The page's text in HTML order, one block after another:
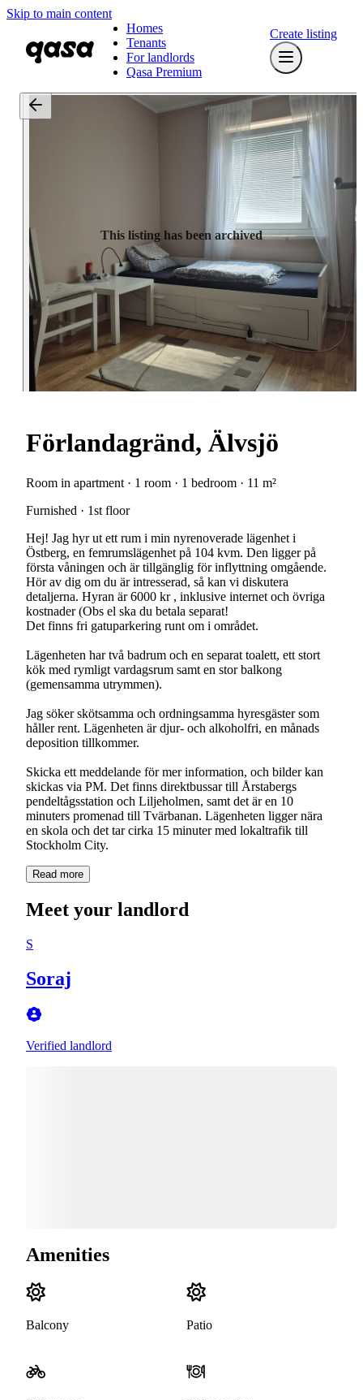
Skip to main content
Homes
Tenants
For landlords
Qasa Premium
Create listing
This listing has been archived
Förlandagränd, Älvsjö
Room in apartment · 1 room · 1 bedroom · 11 m²
Furnished · 1st floor
Hej! Jag hyr ut ett rum i min nyrenoverade lägenhet i
Östberg, en femrumslägenhet på 104 kvm. Den ligger på
första våningen och är tillgänglig för inflyttning omgående.
Hör av dig om du är intresserad, så kan vi diskutera
detaljerna. Hyran är 6000 kr , inklusive internet och övriga
kostnader (Obs el ska du betala separat!
Det finns fri gatuparkering runt om i området.
Lägenheten har två badrum och en separat toalett, ett stort
kök med rymligt vardagsrum samt en stor balkong
(gemensamma utrymmen).
Jag söker skötsamma och ordningsamma hyresgäster som
håller rent. Lägenheten är djur- och alkoholfri, en månads
deposition tillkommer.
Skicka ett meddelande för mer information, och bilder kan
skickas via PM. Det finns direktbussar till Årstabergs
pendeltågsstation och Liljeholmen, samt det är en 10
minuters promenad till Tvärbanan. Lägenheten ligger nära
en skola och det tar cirka 15 minuter med lokaltrafik till
Stockholm City.
Read more
Meet your landlord
S
Soraj
Verified landlord
Amenities
Balcony Patio